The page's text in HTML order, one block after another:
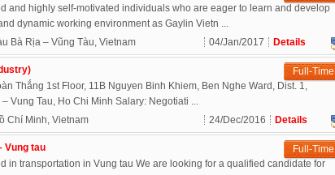
and highly self-motivated individuals who are eager to learn and develop
dynamic working environment as Gaylin Vietn ...
Bà Rịa – Vũng Tàu, Vietnam 04/Jan/2017 Details
Full-Time
Thắng 1st Floor, 11B Nguyen Binh Khiem, Ben Nghe Ward, Dist. 1,
Vung Tau, Ho Chi Minh Salary: Negotiati ...
Chí Minh, Vietnam 24/Dec/2016 Details
Vung tau
Full-Time
in transportation in Vung tau We are looking for a qualified candidate for